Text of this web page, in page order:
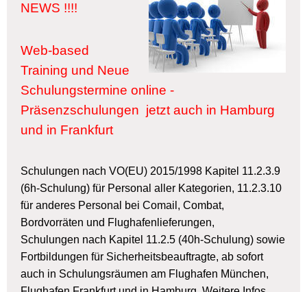
NEWS !!!!
Web-based
Training und Neue
Schulungstermine online -
Präsenzschulungen jetzt auch in Hamburg
und in Frankfurt
Schulungen nach VO(EU) 2015/1998 Kapitel 11.2.3.9
(6h-Schulung) für Personal aller Kategorien, 11.2.3.10
für anderes Personal bei Comail, Combat,
Bordvorräten und Flughafenlieferungen,
Schulungen nach Kapitel 11.2.5 (40h-Schulung) sowie
Fortbildungen für Sicherheitsbeauftragte, ab sofort
auch in Schulungsräumen am Flughafen München,